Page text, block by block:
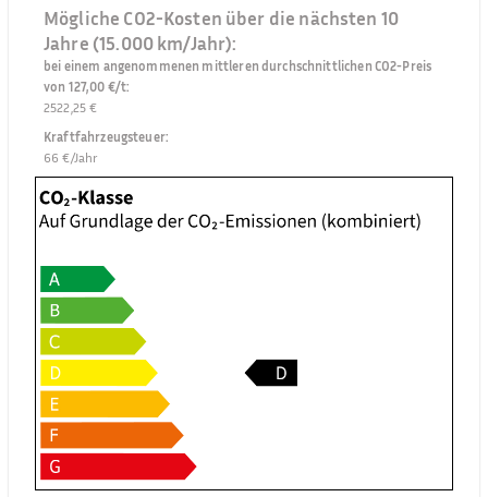
Mögliche CO2-Kosten über die nächsten 10
Jahre (15.000 km/Jahr):
bei einem angenommenen mittleren durchschnittlichen CO2-Preis
von 127,00 €/t:
2522,25 €
Kraftfahrzeugsteuer:
66 €/Jahr